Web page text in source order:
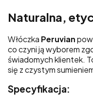
Naturalna,
Włóczka Peruvian
co czyni ją wyborem
świadomych klientek.
się z czystym
Specyfikacja: